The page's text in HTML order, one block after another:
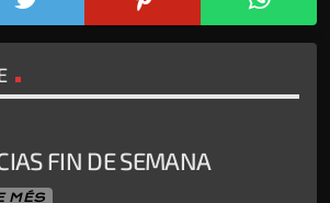
FIN DE SEMANA
MÉS